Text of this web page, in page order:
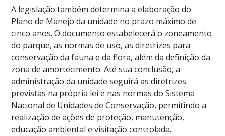
A legislação também determina a elaboração do
Plano de Manejo da unidade no prazo máximo de
cinco anos. O documento estabelecerá o zoneamento
do parque, as normas de uso, as diretrizes para
conservação da fauna e da flora, além da definição da
zona de amortecimento. Até sua conclusão, a
administração da unidade seguirá as diretrizes
previstas na própria lei e nas normas do Sistema
Nacional de Unidades de Conservação, permitindo a
realização de ações de proteção, manutenção,
educação ambiental e visitação controlada.